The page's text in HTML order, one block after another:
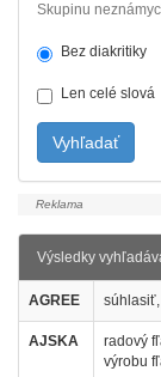
Skupinu
Bez diakritiky
Len celé slová
Vyhľadať
Výsledky
AGREE
AJSKA
radový
výrobu